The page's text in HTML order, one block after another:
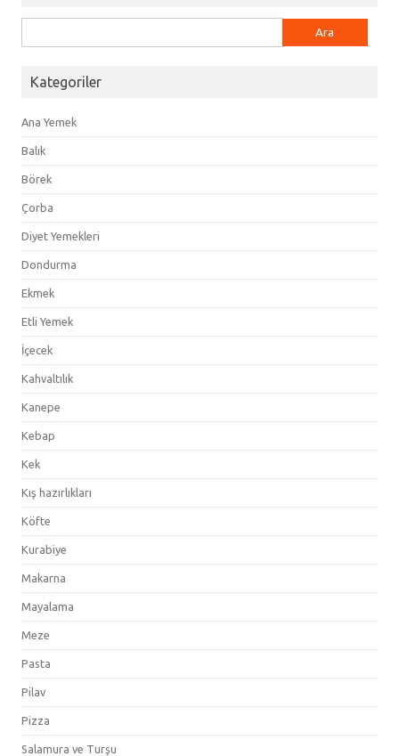
Kategoriler
Ana Yemek
Balık
Börek
Çorba
Diyet Yemekleri
Dondurma
Ekmek
Etli Yemek
İçecek
Kahvaltılık
Kanepe
Kebap
Kek
Kış hazırlıkları
Köfte
Kurabiye
Makarna
Mayalama
Meze
Pasta
Pilav
Pizza
Salamura ve Turşu